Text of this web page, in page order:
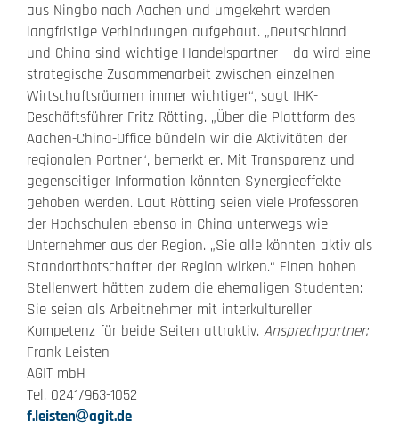
aus Ningbo nach Aachen und umgekehrt werden
langfristige Verbindungen aufgebaut. „Deutschland
und China sind wichtige Handelspartner – da wird eine
strategische Zusammenarbeit zwischen einzelnen
Wirtschaftsräumen immer wichtiger“, sagt IHK-
Geschäftsführer Fritz Rötting. „Über die Plattform des
Aachen-China-Office bündeln wir die Aktivitäten der
regionalen Partner“, bemerkt er. Mit Transparenz und
gegenseitiger Information könnten Synergieeffekte
gehoben werden. Laut Rötting seien viele Professoren
der Hochschulen ebenso in China unterwegs wie
Unternehmer aus der Region. „Sie alle könnten aktiv als
Standortbotschafter der Region wirken.“ Einen hohen
Stellenwert hätten zudem die ehemaligen Studenten:
Sie seien als Arbeitnehmer mit interkultureller
Kompetenz für beide Seiten attraktiv. Ansprechpartner:
Frank Leisten
AGIT mbH
Tel. 0241/963-1052
f.leisten
agit.de